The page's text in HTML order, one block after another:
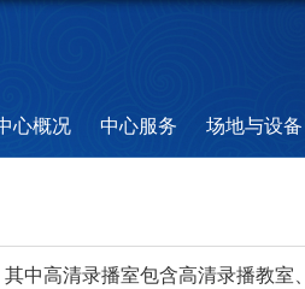
心概况 中心服务 场地与设备
中高清录播室包含高清录播教